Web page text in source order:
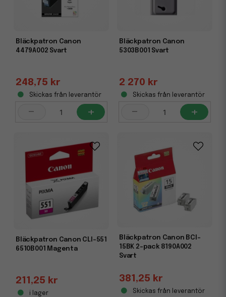
Bläckpatron Canon
4479A002 Svart
248,75 kr
Skickas från leverantör
- +
Bläckpatron Canon
5303B001 Svart
2 270 kr
Skickas från leverantör
- +
Bläckpatron Canon CLI-551
6510B001 Magenta
211,25 kr
i lager
Bläckpatron Canon BCI-
15BK 2-pack 8190A002
Svart
381,25 kr
Skickas från leverantör